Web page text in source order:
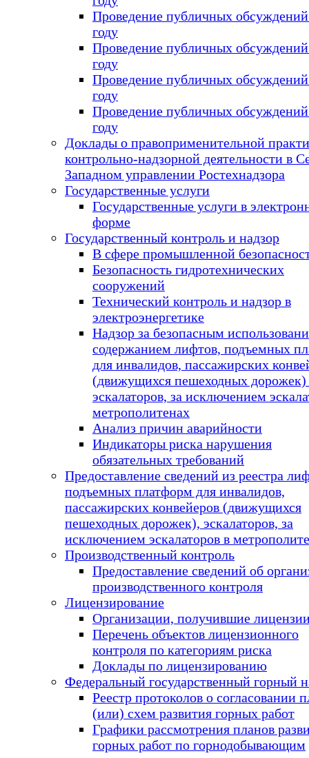
Проведение публичных
году
Проведение публичных
году
Проведение публичных
году
Проведение публичных
году
Доклады о правоприменительной
контрольно-надзорной деятельности в
Западном управлении Ростехнадзора
Государственные услуги
Государственные услуги в
форме
Государственный контроль и надзор
В сфере промышленной
Безопасность гидротехнических
сооружений
Технический контроль и надзор в
электроэнергетике
Надзор за безопасным
содержанием лифтов, подъемных
для инвалидов, пассажирских
(движущихся пешеходных дорожек)
эскалаторов, за исключением
метрополитенах
Анализ причин аварийности
Индикаторы риска нарушения
обязательных требований
Предоставление сведений из реестра
подъемных платформ для инвалидов,
пассажирских конвейеров (движущихся
пешеходных дорожек), эскалаторов, за
исключением эскалаторов в
Производственный контроль
Предоставление сведений об
производственного контроля
Лицензирование
Организации, получившие
Перечень объектов лицензионного
контроля по категориям риска
Доклады по лицензированию
Федеральный государственный горный
Реестр протоколов о согласовании
(или) схем развития горных работ
Графики рассмотрения планов
горных работ по горнодобывающим